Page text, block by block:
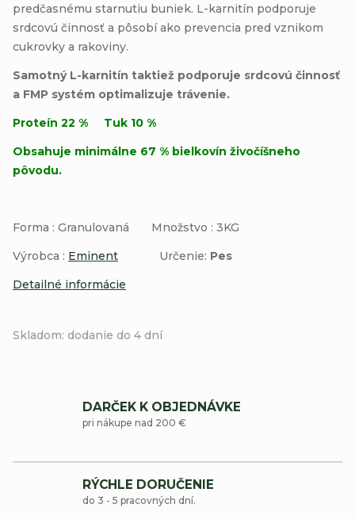
Skladom: dodanie do 4 dní
predčasnému starnutiu buniek. L-karnitín podporuje
srdcovú činnosť a pôsobí ako prevencia pred vznikom
cukrovky a rakoviny.
Samotný L-karnitín taktiež podporuje srdcovú činnosť
a FMP systém optimalizuje trávenie.
Proteín 22 % Tuk 10 %
Obsahuje minimálne 67 % bielkovín živočíšneho
pôvodu.
Forma : Granulovaná Množstvo : 3KG
Výrobca : Eminent Určenie: Pes
Detailné informácie
DARČEK K OBJEDNÁVKE
pri nákupe nad 200 €
RÝCHLE DORUČENIE
do 3 - 5 pracovných dní.